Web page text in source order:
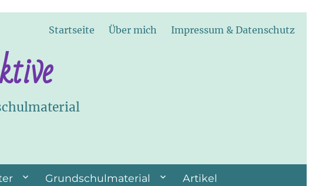
Startseite Über mich Impressum & Datenschutz
Grundschulmaterial Artikel